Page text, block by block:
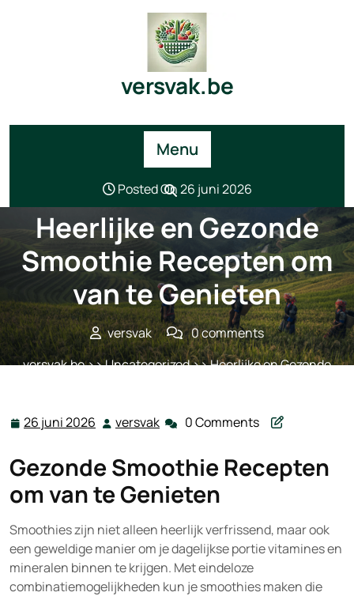
versvak.be
Menu
Posted On 26 juni 2026
Heerlijke en Gezonde
Smoothie Recepten om
van te Genieten
versvak
0 comments
versvak.be>>Uncategorized>> Heerlijke en Gezonde
26 juni 2026 26
2026
versvak versvak0 Comments
Gezonde Smoothie Recepten
om van te Genieten
Smoothies zijn niet alleen heerlijk verfrissend, maar ook
een geweldige manier om je dagelijkse portie vitamines en
mineralen binnen te krijgen. Met eindeloze
combinatiemogelijkheden kun je smoothies maken die